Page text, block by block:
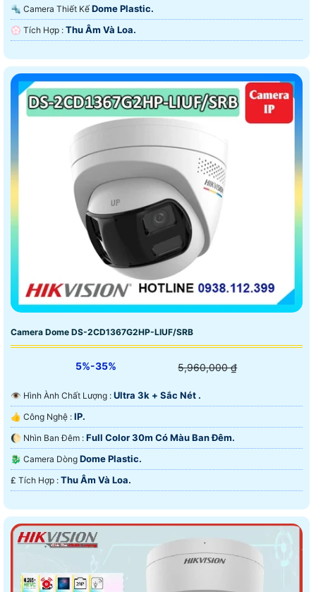
🔩 Camera Thiết Kế Dome Plastic.
️💮 Tích Hợp : Thu Âm Và Loa.
Camera Dome DS-2CD1367G2HP-LIUF/SRB
5%-35% 5,960,000 ₫
👁 Hình Ành Chất Lượng : Ultra 3k + Sắc Nét .
👍 Công Nghệ : IP.
🌔 Nhìn Ban Đêm : Full Color 30m Có Màu Ban Ðêm.
🐉️ Camera Dòng Dome Plastic.
️₤ Tích Hợp : Thu Âm Và Loa.